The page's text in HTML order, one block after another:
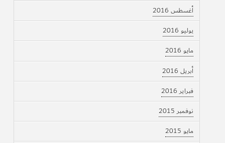
أغسطس 2016
يوليو 2016
مايو 2016
أبريل 2016
فبراير 2016
نوفمبر 2015
مايو 2015